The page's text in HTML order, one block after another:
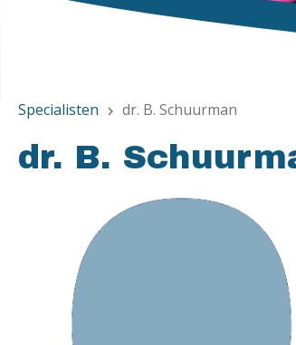
Specialisten chevron_right dr. B. Schuurman
dr. B.